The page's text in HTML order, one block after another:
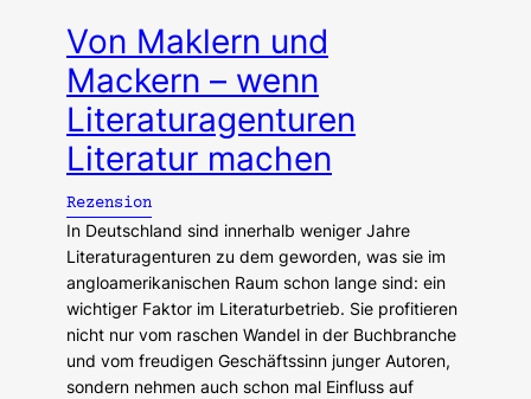
Von Maklern und
Mackern – wenn
Literaturagenturen
Literatur machen
Rezension
In Deutschland sind innerhalb weniger Jahre
Literaturagenturen zu dem geworden, was sie im
angloamerikanischen Raum schon lange sind: ein
wichtiger Faktor im Literaturbetrieb. Sie profitieren
nicht nur vom raschen Wandel in der Buchbranche
und vom freudigen Geschäftssinn junger Autoren,
sondern nehmen auch schon mal Einfluss auf